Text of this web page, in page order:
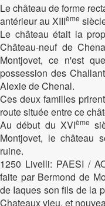
Le château de forme
antérieur au XIIIème
Le château était la
Château-neuf de
Montjovet, ce n'est
possession des
Alexie de Chenal.
Ces deux familles
route située entre ce
Au début du XVIème
Montjovet, le château
ruine.
1250 Livelli: PAESI /
faite par Bermond de
de Iaques son fils de la
Chateaux vieu, et